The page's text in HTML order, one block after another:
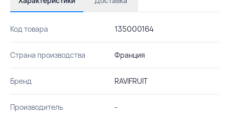
Код товара 135000164
Страна производства Франция
Бренд RAVIFRUIT
Производитель -